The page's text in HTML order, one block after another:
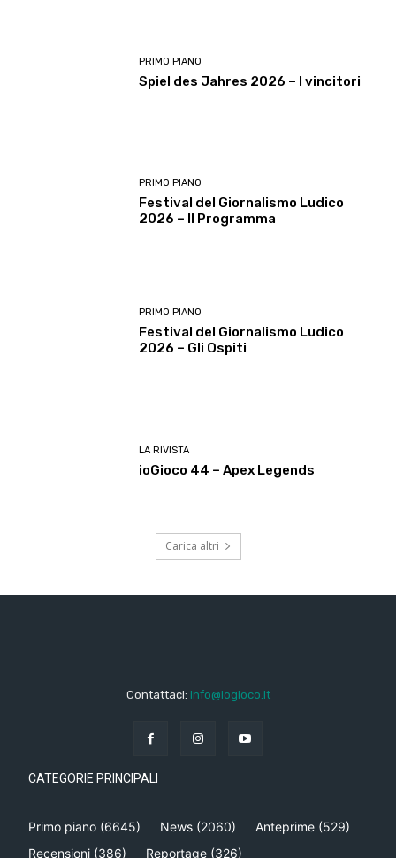
PRIMO PIANO
Spiel des Jahres 2026 – I vincitori
PRIMO PIANO
Festival del Giornalismo Ludico
2026 – Il Programma
PRIMO PIANO
Festival del Giornalismo Ludico
2026 – Gli Ospiti
LA RIVISTA
ioGioco 44 – Apex Legends
Carica altri
Contattaci: info@iogioco.it
CATEGORIE PRINCIPALI
Primo piano (6645) News (2060) Anteprime (529)
Recensioni (386) Reportage (326)